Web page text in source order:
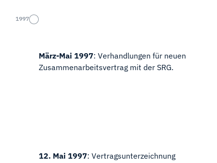
1997
März-Mai 1997: Verhandlungen für neuen
Zusammenarbeitsvertrag mit der SRG.
12. Mai 1997: Vertragsunterzeichnung